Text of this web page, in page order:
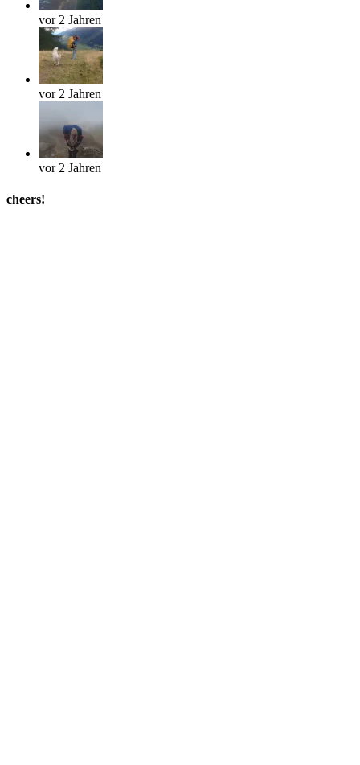
vor 2 Jahren
vor 2 Jahren
vor 2 Jahren
cheers!